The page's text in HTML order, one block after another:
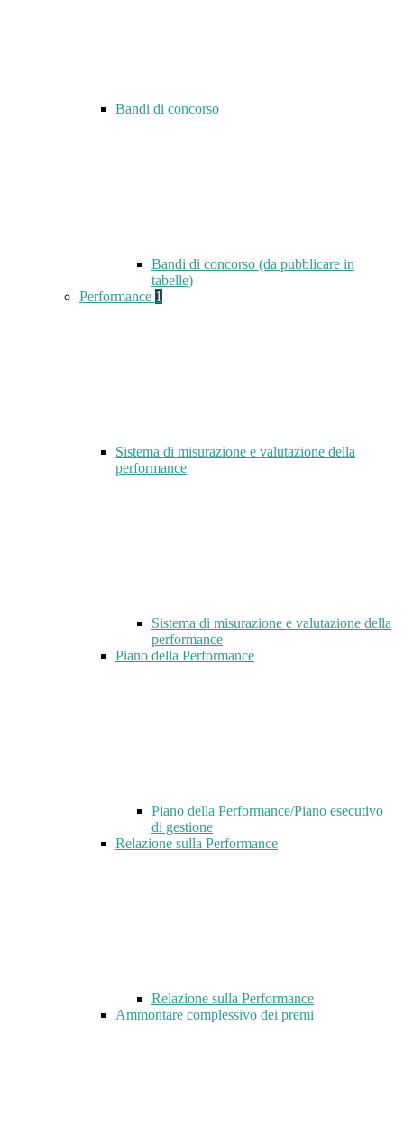
Bandi di concorso
Bandi di concorso (da pubblicare in
tabelle)
Performance 1
Sistema di misurazione e valutazione della
performance
Sistema di misurazione e valutazione della
performance
Piano della Performance
Piano della Performance/Piano esecutivo
di gestione
Relazione sulla Performance
Relazione sulla Performance
Ammontare complessivo dei premi